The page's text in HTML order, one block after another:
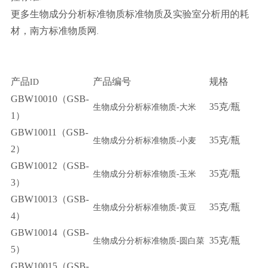
更多生物成分分析标准物质标准物质及实验室分析用的耗
材，南方标准物质网
产品ID 产品编号
规格
GBW10010（GSB-
1）
生物成分分析标准物质-大米 35克/瓶
GBW10011（GSB-
2）
生物成分分析标准物质-小麦 35克/瓶
GBW10012（GSB-
3）
生物成分分析标准物质-玉米 35克/瓶
GBW10013（GSB-
4）
生物成分分析标准物质-黄豆 35克/瓶
GBW10014（GSB-
5）
生物成分分析标准物质-圆白菜 35克/瓶
GBW10015（GSB-